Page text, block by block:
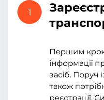
1
Першим
інформації
засіб. Поруч
також
реєстрації.